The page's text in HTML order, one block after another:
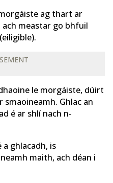
ag thart ar
ach meastar go bhfuil
le morgáiste, dúirt
smaoineamh. Ghlac an
é ar shlí nach n-
a ghlacadh, is
maith, ach déan i